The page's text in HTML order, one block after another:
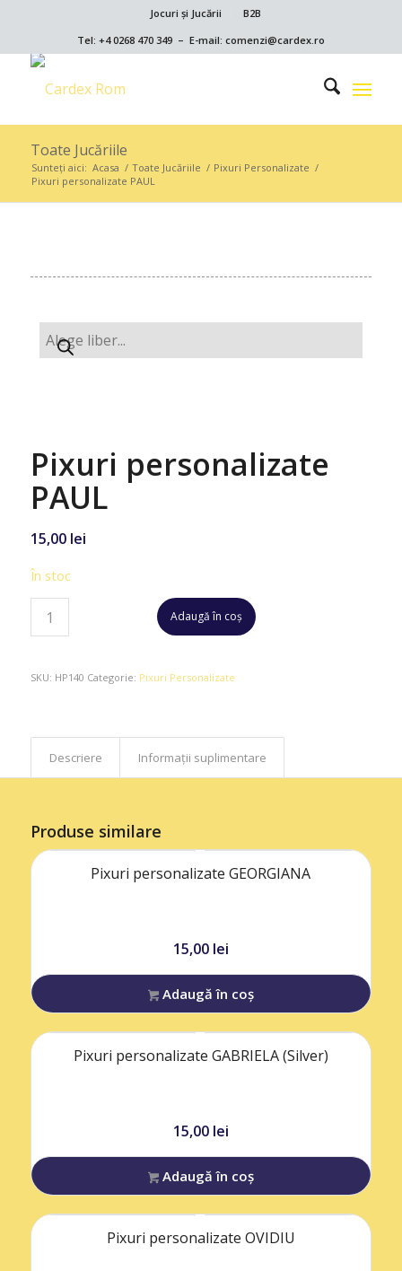
Jocuri și Jucării
B2B
Tel: +4 0268 470 349 – E-mail: comenzi@cardex.ro
Toate Jucăriile
Sunteți aici: Acasa / Toate Jucăriile / Pixuri Personalizate /
Pixuri personalizate PAUL
Pixuri personalizate
PAUL
15,00 lei
În stoc
Adaugă în coș
SKU: HP140 Categorie: Pixuri Personalizate
Descriere Informații suplimentare
Produse similare
Pixuri personalizate GEORGIANA
15,00 lei
Adaugă în coș
Pixuri personalizate GABRIELA (Silver)
15,00 lei
Adaugă în coș
Pixuri personalizate OVIDIU